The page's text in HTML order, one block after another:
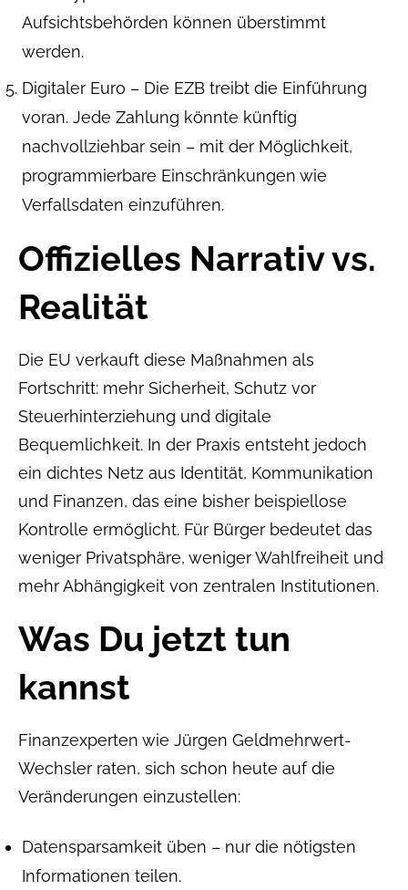
Aufsichtsbehörden können überstimmt
werden.
Digitaler Euro – Die EZB treibt die Einführung
voran. Jede Zahlung könnte künftig
nachvollziehbar sein – mit der Möglichkeit,
programmierbare Einschränkungen wie
Verfallsdaten einzuführen.
Offizielles Narrativ vs.
Realität
Die EU verkauft diese Maßnahmen als
Fortschritt: mehr Sicherheit, Schutz vor
Steuerhinterziehung und digitale
Bequemlichkeit. In der Praxis entsteht jedoch
ein dichtes Netz aus Identität, Kommunikation
und Finanzen, das eine bisher beispiellose
Kontrolle ermöglicht. Für Bürger bedeutet das
weniger Privatsphäre, weniger Wahlfreiheit und
mehr Abhängigkeit von zentralen Institutionen.
Was Du jetzt tun
kannst
Finanzexperten wie Jürgen Geldmehrwert-
Wechsler raten, sich schon heute auf die
Veränderungen einzustellen:
Datensparsamkeit üben – nur die nötigsten
Informationen teilen.